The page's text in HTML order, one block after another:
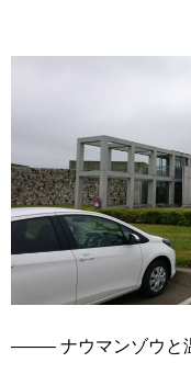
——– ナウマンゾウ